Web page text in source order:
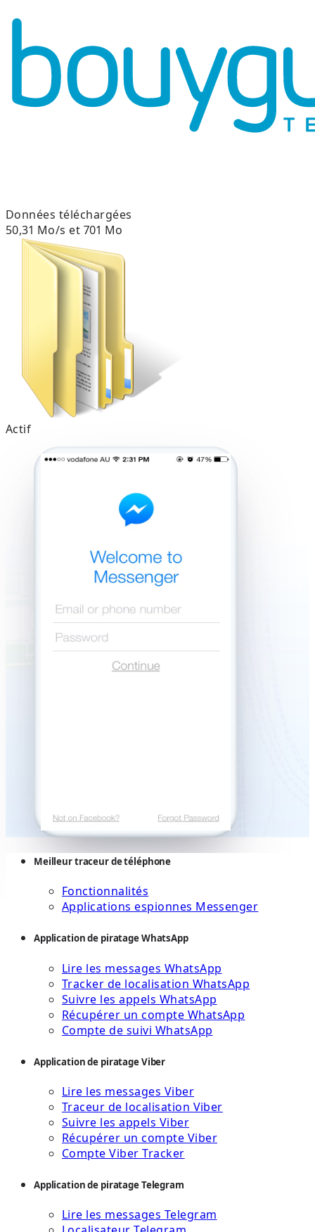
Données téléchargées
50,31 Mo/s et 701 Mo
Actif
Meilleur traceur de téléphone
Fonctionnalités
Applications espionnes Messenger
Application de piratage WhatsApp
Lire les messages WhatsApp
Tracker de localisation WhatsApp
Suivre les appels WhatsApp
Récupérer un compte WhatsApp
Compte de suivi WhatsApp
Application de piratage Viber
Lire les messages Viber
Traceur de localisation Viber
Suivre les appels Viber
Récupérer un compte Viber
Compte Viber Tracker
Application de piratage Telegram
Lire les messages Telegram